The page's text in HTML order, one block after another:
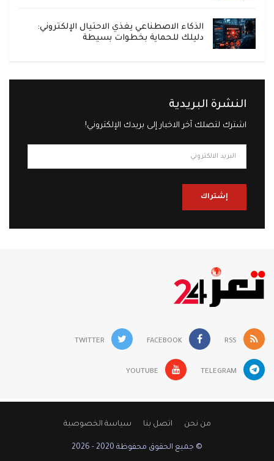
الذكاء الاصطناعي يغذي الاحتيال الإلكتروني:
دليلك للحماية بخطوات بسيطة
النشرة البريدية
اشترك لتصلك آخر الاخبار إلى بريدك الإلكتروني!
إشتراك
RSS
FACEBOOK
TWITTER
TELEGRAM
YOUTUBE
من نحن اتصل بنا سياسة الخصوصية
© جميع الحقوق محفوظة 2020 - 2026